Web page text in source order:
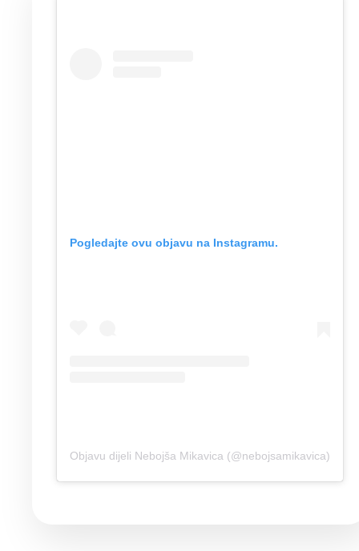
Pogledajte ovu objavu na Instagramu.
Objavu dijeli Nebojša Mikavica (@nebojsamikavica)